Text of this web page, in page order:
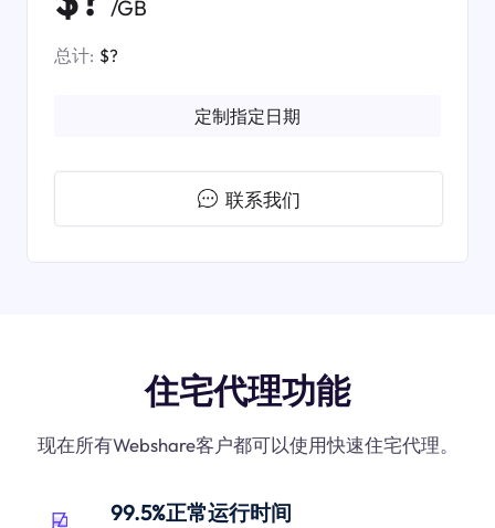
/GB
总计: $?
定制指定日期
联系我们
住宅代理功能
现在所有Webshare客户都可以使用快速住宅代理。
99.5%正常运行时间